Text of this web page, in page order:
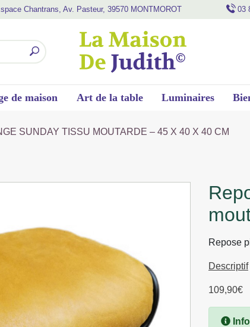
Chantrans, Av. Pasteur, 39570 MONTMOROT 03
de maison Art de la table Luminaires
SUNDAY TISSU MOUTARDE – 45 X 40 X 40 CM
repose pieds lounge sunday tissu
Repose
Descriptif
109,90€